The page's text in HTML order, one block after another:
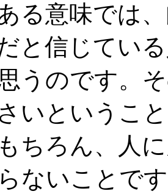
る意味では
と信じてい
うのです。
いというこ
ちろん、人
ないことで